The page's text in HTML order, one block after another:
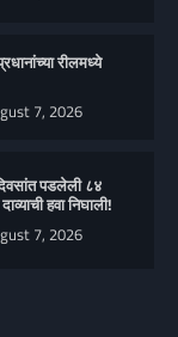
रीलमध्ये
7, 2026
पडलेली ८४
हवा निघाली!
7, 2026